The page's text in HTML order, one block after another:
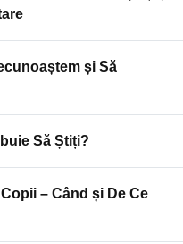
și Să
Să Știți?
– Când și De Ce